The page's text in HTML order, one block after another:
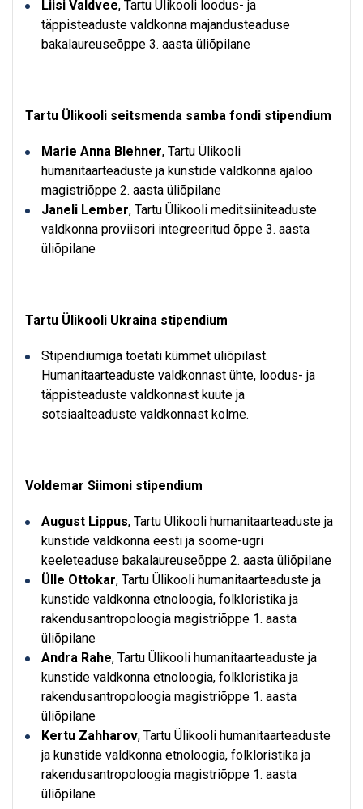
Liisi Valdvee, Tartu Ülikooli loodus- ja
täppisteaduste valdkonna majandusteaduse
bakalaureuseõppe 3. aasta üliõpilane
Tartu Ülikooli seitsmenda samba fondi stipendium
Marie Anna Blehner, Tartu Ülikooli
humanitaarteaduste ja kunstide valdkonna ajaloo
magistriõppe 2. aasta üliõpilane
Janeli Lember, Tartu Ülikooli meditsiiniteaduste
valdkonna proviisori integreeritud õppe 3. aasta
üliõpilane
Tartu Ülikooli Ukraina stipendium
Stipendiumiga toetati kümmet üliõpilast.
Humanitaarteaduste valdkonnast ühte, loodus- ja
täppisteaduste valdkonnast kuute ja
sotsiaalteaduste valdkonnast kolme.
Voldemar Siimoni stipendium
August Lippus, Tartu Ülikooli humanitaarteaduste ja
kunstide valdkonna eesti ja soome-ugri
keeleteaduse bakalaureuseõppe 2. aasta üliõpilane
Ülle Ottokar, Tartu Ülikooli humanitaarteaduste ja
kunstide valdkonna etnoloogia, folkloristika ja
rakendusantropoloogia magistriõppe 1. aasta
üliõpilane
Andra Rahe, Tartu Ülikooli humanitaarteaduste ja
kunstide valdkonna etnoloogia, folkloristika ja
rakendusantropoloogia magistriõppe 1. aasta
üliõpilane
Kertu Zahharov, Tartu Ülikooli humanitaarteaduste
ja kunstide valdkonna etnoloogia, folkloristika ja
rakendusantropoloogia magistriõppe 1. aasta
üliõpilane